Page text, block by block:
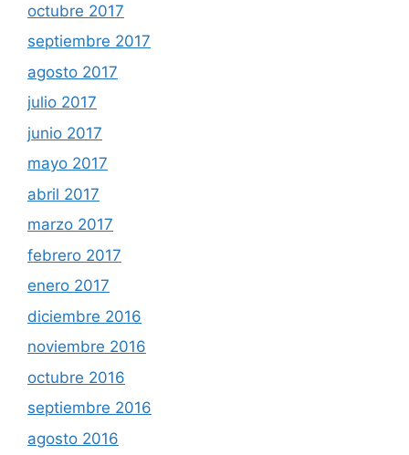
octubre 2017
septiembre 2017
agosto 2017
julio 2017
junio 2017
mayo 2017
abril 2017
marzo 2017
febrero 2017
enero 2017
diciembre 2016
noviembre 2016
octubre 2016
septiembre 2016
agosto 2016